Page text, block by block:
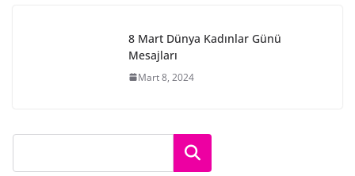
8 Mart Dünya Kadınlar Günü
Mesajları
Mart 8, 2024
Ara